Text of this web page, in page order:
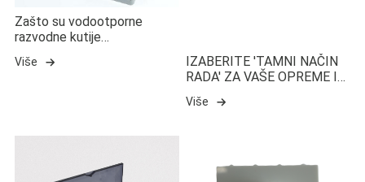
Zašto su vodootporne
razvodne kutije
Više
IZABERITE 'TAMNI NAČIN
RADA' ZA VAŠE OPREME I
Više